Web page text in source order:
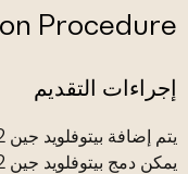
Procedure
إجراءات التقديم